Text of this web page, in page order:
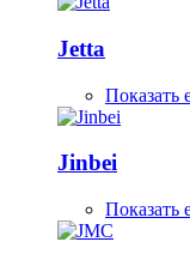
Jetta
Показать
Jinbei
Показать